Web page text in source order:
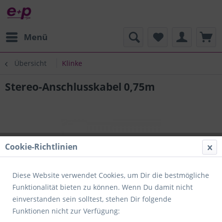
Menü
Übersicht Klinke
Stereo-Anschlusskabel 0,75m
Cookie-Richtlinien
Diese Website verwendet Cookies, um Dir die bestmögliche
Funktionalität bieten zu können. Wenn Du damit nicht
einverstanden sein solltest, stehen Dir folgende
Funktionen nicht zur Verfügung: